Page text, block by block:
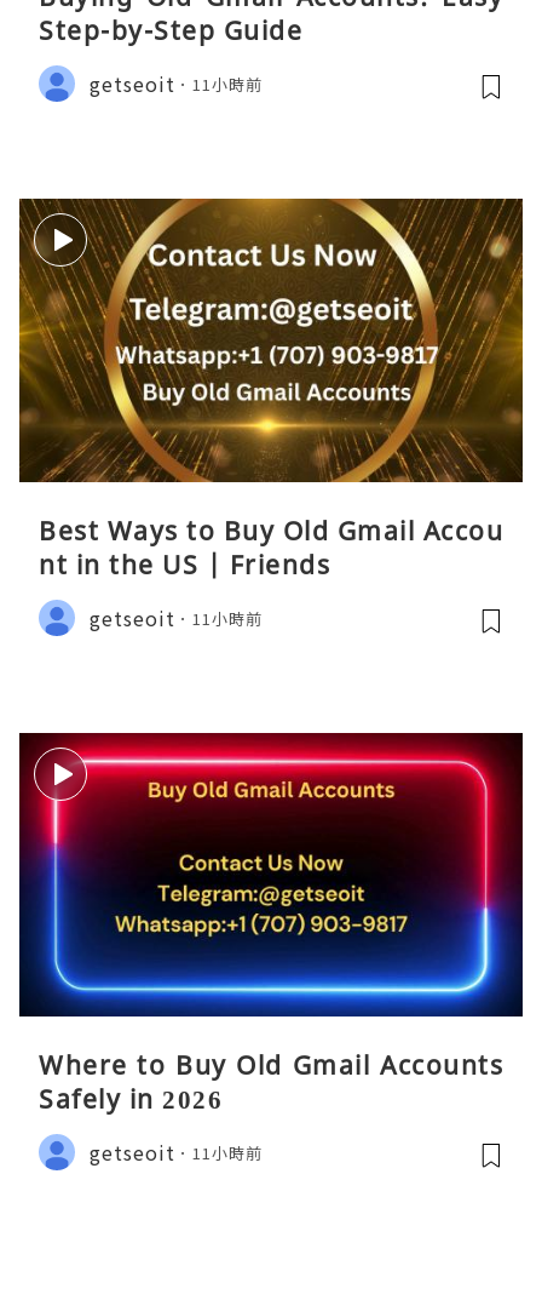
Step-by-Step Guide
getseoit 11小時前
Best Ways to Buy Old Gmail Accou
nt in the US | Friends
getseoit 11小時前
Where to Buy Old Gmail Accounts
Safely in 2026
getseoit 11小時前